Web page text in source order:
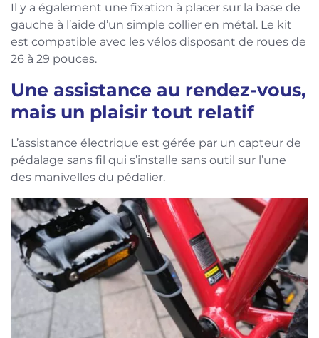
Il y a également une fixation à placer sur la base de
gauche à l’aide d’un simple collier en métal. Le kit
est compatible avec les vélos disposant de roues de
26 à 29 pouces.
Une assistance au rendez-vous,
mais un plaisir tout relatif
L’assistance électrique est gérée par un capteur de
pédalage sans fil qui s’installe sans outil sur l’une
des manivelles du pédalier.